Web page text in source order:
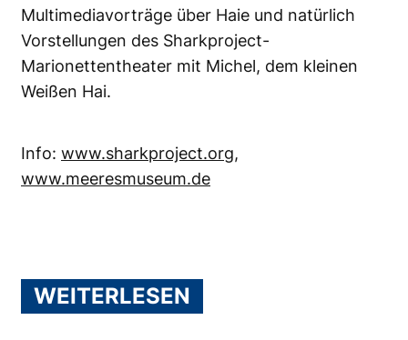
Multimediavorträge über Haie und natürlich
Vorstellungen des Sharkproject-
Marionettentheater mit Michel, dem kleinen
Weißen Hai.
Info: www.sharkproject.org,
www.meeresmuseum.de
WEITERLESEN